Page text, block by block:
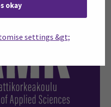
okay
settings &gt;